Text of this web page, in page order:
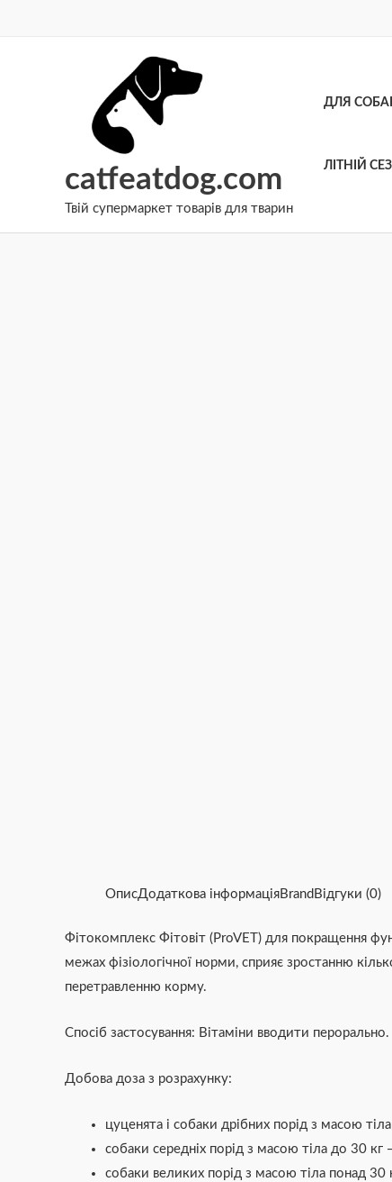
catfeatdog.com
Твій супермаркет товарів для тварин
ДЛЯ
ЛІТНІЙ
ОписДодаткова інформаціяBrand Відгуки (0)
Фітокомплекс Фітовіт (ProVET) для покращення
межах фізіологічної норми, сприяє зростанню
перетравленню корму.
Спосіб застосування: Вітаміни вводити перорально.
Добова доза з розрахунку:
цуценята і собаки дрібних порід з масою
собаки середніх порід з масою тіла до 30
собаки великих порід з масою тіла понад